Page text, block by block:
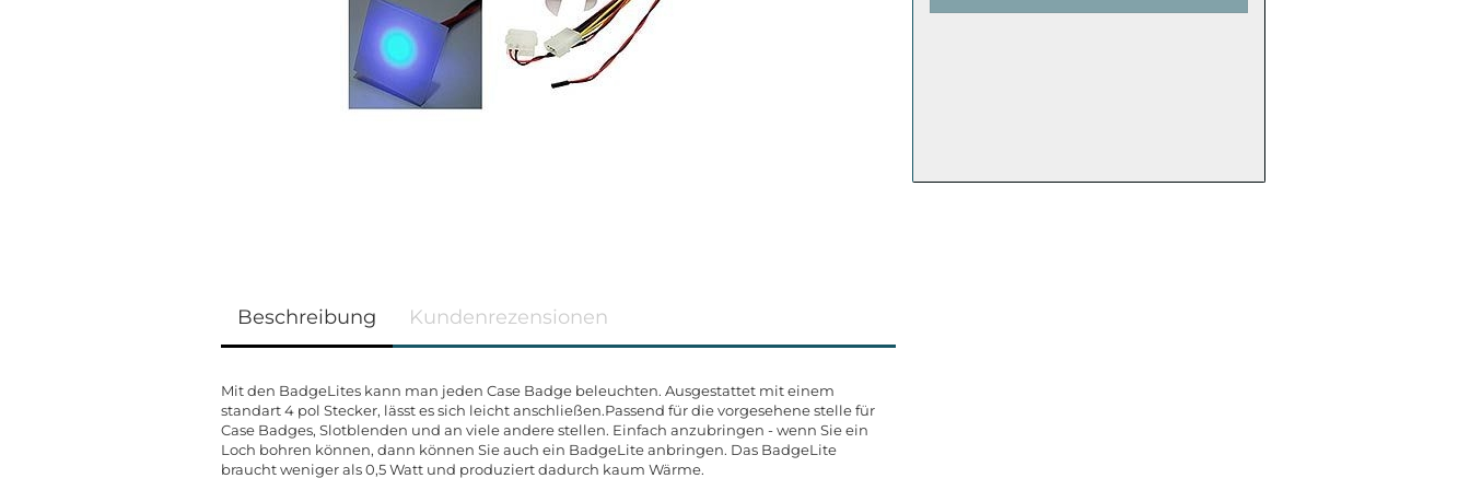
Beschreibung Kundenrezensionen
Mit den BadgeLites kann man jeden Case Badge beleuchten. Ausgestattet mit einem
standart 4 pol Stecker, lässt es sich leicht anschließen.Passend für die vorgesehene stelle für
Case Badges, Slotblenden und an viele andere stellen. Einfach anzubringen - wenn Sie ein
Loch bohren können, dann können Sie auch ein BadgeLite anbringen. Das BadgeLite
braucht weniger als 0,5 Watt und produziert dadurch kaum Wärme.